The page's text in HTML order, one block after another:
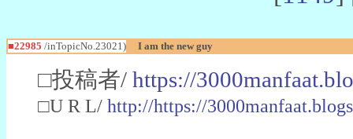
■22985 /inTopicNo.23021) I am the new guy
□投稿者/ https://
□U R L/ http://https://